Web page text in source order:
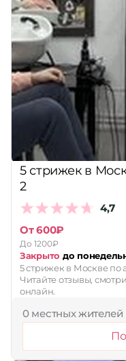
5 стрижек в
2
4,7
От 600₽
До 1200₽
Закрыто до
5 стрижек в Москве по
Читайте отзывы,
онлайн.
0 местных